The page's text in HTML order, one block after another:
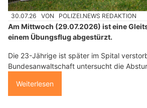
30.07.26 VON POLIZEI.NEWS REDAKTION
Am Mittwoch (29.07.2026) ist eine
einem Übungsflug abgestürzt.
Die 23-Jährige ist später im Spital
Bundesanwaltschaft untersucht die
Weiterlesen